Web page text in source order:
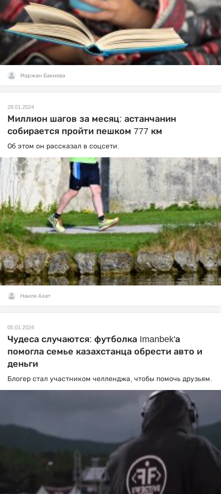
Маржан Бакиева
28.01.2024
Миллион шагов за месяц: астанчанин
собирается пройти пешком 777 км
Об этом он рассказал в соцсети.
Наиля Ахат
05.01.2024
Чудеса случаются: футболка Imanbek'а
помогла семье казахстанца обрести авто и
деньги
Блогер стал участником челленджа, чтобы помочь друзьям.